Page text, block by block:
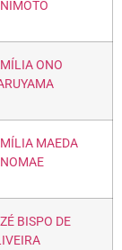
ONO
MAEDA
BISPO DE